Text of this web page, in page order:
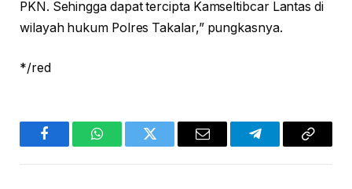
PKN. Sehingga dapat tercipta Kamseltibcar Lantas di
wilayah hukum Polres Takalar,” pungkasnya.
*/red
FacebookWhatsAppTwitter Email TelegramCopy